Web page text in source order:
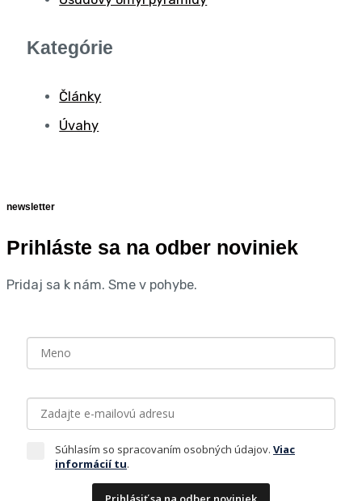
Kategórie
Články
Úvahy
newsletter
Prihláste sa na odber noviniek
Pridaj sa k nám. Sme v pohybe.
Súhlasím so spracovaním osobných údajov. Viac
informácií tu.